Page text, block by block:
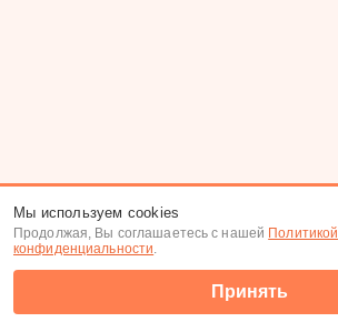
Мы используем cookies
Продолжая, Вы соглашаетесь с нашей Политикой
конфиденциальности.
Принять